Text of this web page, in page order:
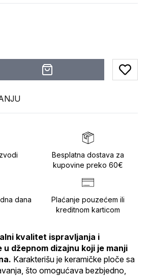
Add
Besplatna dostava za
kupovine preko 60€
dana
Plaćanje pouzećem ili
kreditnom karticom
kvalitet ispravljanja i
džepnom dizajnu koji je manji
Karakterišu je keramičke ploče sa
što omogućava bezbjedno,